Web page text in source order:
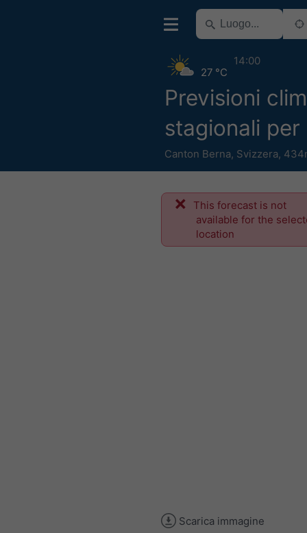
Previsioni
stagionali per
Canton Berna, Svizzera,
27 °C
14:00
This forecast is not
available for the
location
Scarica immagine